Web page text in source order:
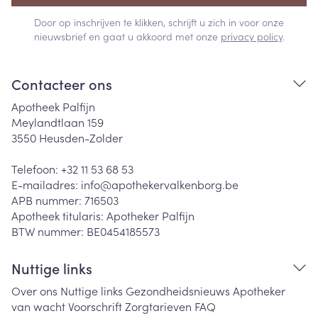
Door op inschrijven te klikken, schrijft u zich in voor onze
nieuwsbrief en gaat u akkoord met onze privacy policy.
Contacteer ons
Apotheek Palfijn
Meylandtlaan 159
3550 Heusden-Zolder
Telefoon: +32 11 53 68 53
E-mailadres: info@apothekervalkenborg.be
APB nummer: 716503
Apotheek titularis: Apotheker Palfijn
BTW nummer: BE0454185573
Nuttige links
Over ons Nuttige links Gezondheidsnieuws Apotheker
van wachtVoorschriftZorgtarieven FAQ